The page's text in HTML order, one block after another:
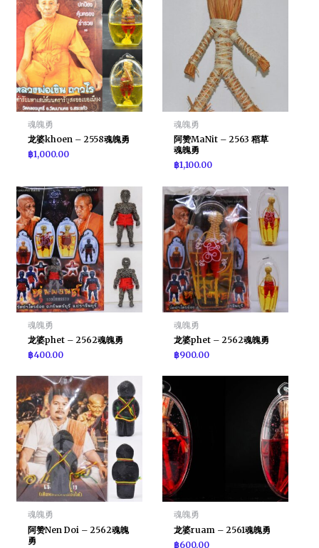
魂魄勇
龙婆khoen – 2558魂魄勇
฿1,000.00
魂魄勇
阿赞MaNit – 2563 稻草
魂魄勇
฿1,100.00
魂魄勇
龙婆phet – 2562魂魄勇
฿400.00
魂魄勇
龙婆phet – 2562魂魄勇
฿900.00
魂魄勇
阿赞Nen Doi – 2562魂魄
勇
魂魄勇
龙婆ruam – 2561魂魄勇
฿600.00